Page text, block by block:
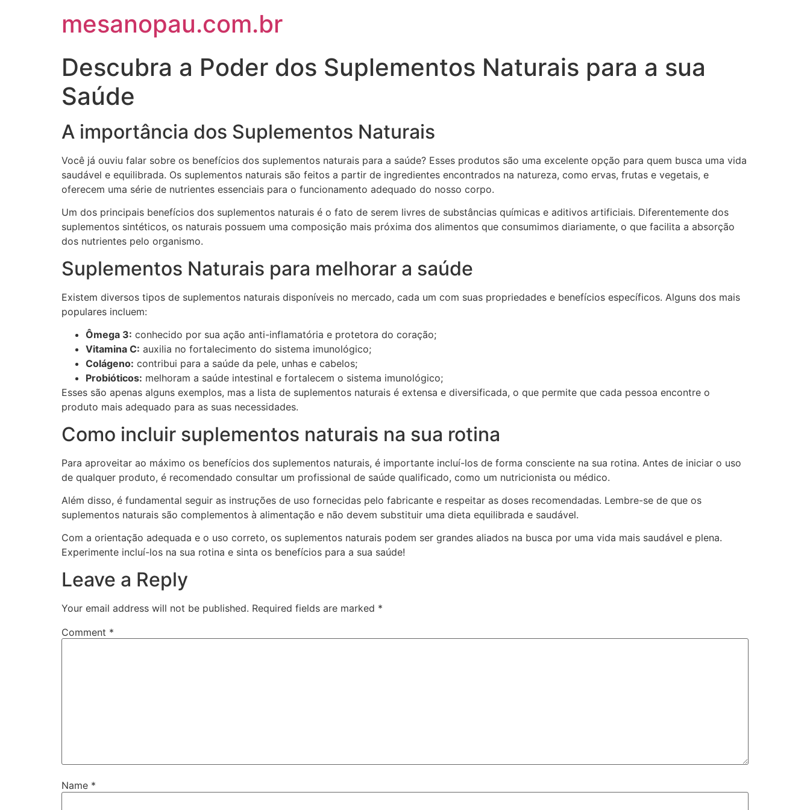
mesanopau.com.br
Descubra a Poder dos Suplementos Naturais para a sua
Saúde
A importância dos Suplementos Naturais
Você já ouviu falar sobre os benefícios dos suplementos naturais para a saúde? Esses produtos são uma excelente opção para quem busca uma vida
saudável e equilibrada. Os suplementos naturais são feitos a partir de ingredientes encontrados na natureza, como ervas, frutas e vegetais, e
oferecem uma série de nutrientes essenciais para o funcionamento adequado do nosso corpo.
Um dos principais benefícios dos suplementos naturais é o fato de serem livres de substâncias químicas e aditivos artificiais. Diferentemente dos
suplementos sintéticos, os naturais possuem uma composição mais próxima dos alimentos que consumimos diariamente, o que facilita a absorção
dos nutrientes pelo organismo.
Suplementos Naturais para melhorar a saúde
Existem diversos tipos de suplementos naturais disponíveis no mercado, cada um com suas propriedades e benefícios específicos. Alguns dos mais
populares incluem:
Ômega 3: conhecido por sua ação anti-inflamatória e protetora do coração;
Vitamina C: auxilia no fortalecimento do sistema imunológico;
Colágeno: contribui para a saúde da pele, unhas e cabelos;
Probióticos: melhoram a saúde intestinal e fortalecem o sistema imunológico;
Esses são apenas alguns exemplos, mas a lista de suplementos naturais é extensa e diversificada, o que permite que cada pessoa encontre o
produto mais adequado para as suas necessidades.
Como incluir suplementos naturais na sua rotina
Para aproveitar ao máximo os benefícios dos suplementos naturais, é importante incluí-los de forma consciente na sua rotina. Antes de iniciar o uso
de qualquer produto, é recomendado consultar um profissional de saúde qualificado, como um nutricionista ou médico.
Além disso, é fundamental seguir as instruções de uso fornecidas pelo fabricante e respeitar as doses recomendadas. Lembre-se de que os
suplementos naturais são complementos à alimentação e não devem substituir uma dieta equilibrada e saudável.
Com a orientação adequada e o uso correto, os suplementos naturais podem ser grandes aliados na busca por uma vida mais saudável e plena.
Experimente incluí-los na sua rotina e sinta os benefícios para a sua saúde!
Leave a Reply
Your email address will not be published. Required fields are marked *
Comment *
Name *